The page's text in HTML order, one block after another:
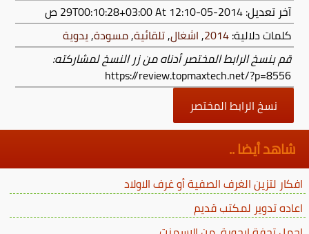
آخر تعديل:2014-05-29T00:10:28+03:00
At 12:10 ص
كلمات دلالية:2014
,اشغال,تلقائية,مسودة,يدوية
قم بنسخ الرابط المختصر أدناه من زر النسخ لمشاركته:
https://review.topmaxtech.net/?p=8556
نسخ الرابط المختصر
شاهد أيضا ..
افكار لتزين الغرف الصفية أو غرف الاولاد
اعاده تدوير لمكتب قديم